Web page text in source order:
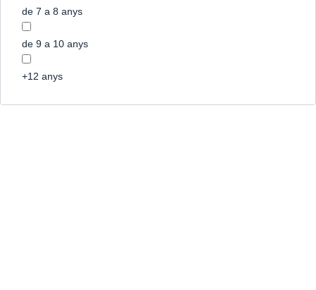
de 7 a 8 anys
de 9 a 10 anys
+12 anys